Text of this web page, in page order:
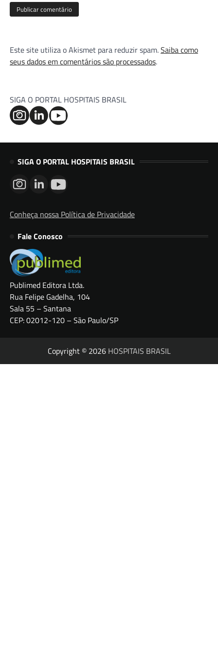
Este site utiliza o Akismet para reduzir spam.Saiba como
seus dados em comentários são processados.
SIGA O PORTAL HOSPITAIS BRASIL
SIGA O PORTAL HOSPITAIS BRASIL
Conheça nossa Política de Privacidade
Fale Conosco
Publimed Editora Ltda.
Rua Felipe Gadelha, 104
Sala 55 – Santana
CEP: 02012-120 – São Paulo/SP
Copyright © 2026 HOSPITAIS BRASIL